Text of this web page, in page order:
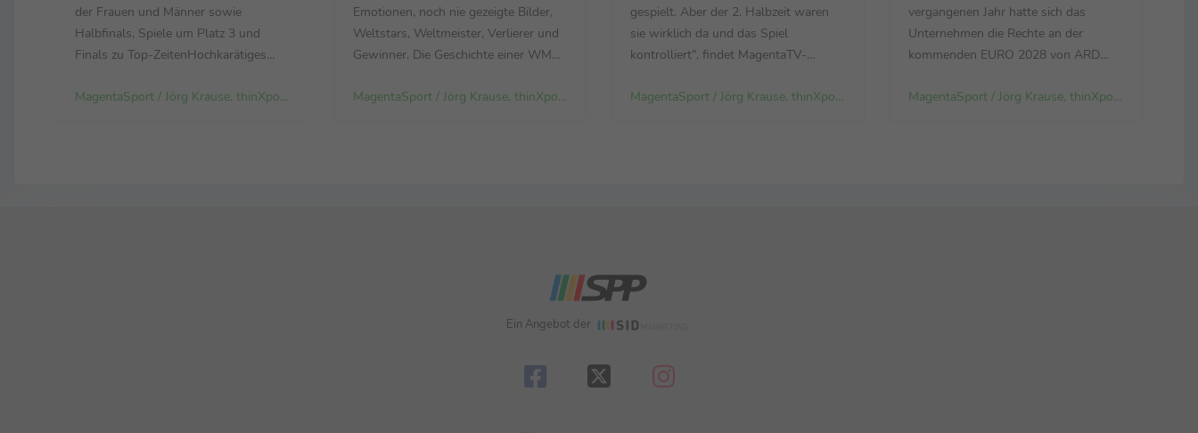
der Frauen und Männer sowie
Halbfinals, Spiele um Platz 3 und
Finals zu Top-ZeitenHochkarätiges
Hockey-WM für alle deutschen Fans:MagentaSport / Jörg Krause, thinXpool TV GmbH
Emotionen, noch nie gezeigte Bilder,
Weltstars, Weltmeister, Verlierer und
Gewinner. Die Geschichte einer WM
vom MagentaTV-Team um Thomas
MagentaSport / Jörg Krause, thinXpool TV GmbH
gespielt. Aber der 2. Halbzeit waren
sie wirklich da und das Spiel
kontrolliert“, findet MagentaTV-
bilanziert: „Die Spielanlage vorwärts MagentaSport / Jörg Krause, thinXpool TV GmbH
vergangenen Jahr hatte sich das
Unternehmen die Rechte an der
kommenden EURO 2028 von ARD
dank 17 exklusiver Partien alle 51
MagentaSport / Jörg Krause, thinXpool TV GmbH
Ein Angebot der